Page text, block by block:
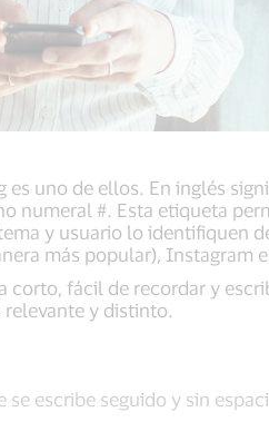
uno de ellos. En inglés
numeral #. Esta etiqueta
y usuario lo identifiquen
más popular), Instagram
fácil de recordar y
y distinto.
escribe seguido y sin